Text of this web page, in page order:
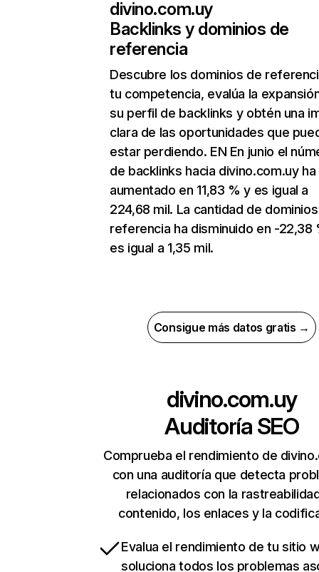
divino.com.uy
Backlinks y dominios de
referencia
Descubre los dominios de
tu competencia, evalúa la
su perfil de backlinks y obtén una
clara de las oportunidades que
estar perdiendo. EN En junio el
de backlinks hacia divino.com.uy ha
aumentado en 11,83 % y es igual a
224,68 mil. La cantidad de
referencia ha disminuido en -22,38
es igual a 1,35 mil.
Consigue más datos gratis →
divino.com.uy
Auditoría SEO
Comprueba el rendimiento de
con una auditoría que detecta
relacionados con la
contenido, los enlaces y la
Evalua el rendimiento de tu sitio
soluciona todos los problemas